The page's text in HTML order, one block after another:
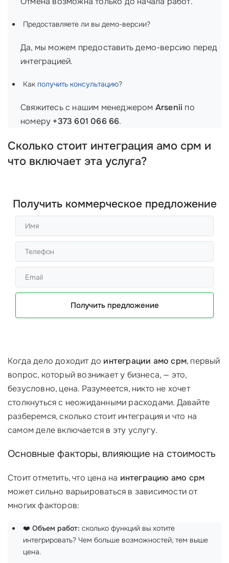
Предоставляете ли вы демо-версии?
Да, мы можем предоставить демо-версию перед
интеграцией.
Как получить консультацию?
Свяжитесь с нашим менеджером Arsenii по
номеру +373 601 066 66.
Сколько стоит интеграция амо срм и
что включает эта услуга?
Получить коммерческое предложение
Получить предложение
Когда дело доходит до интеграции амо срм, первый
вопрос, который возникает у бизнеса, — это,
безусловно, цена. Разумеется, никто не хочет
столкнуться с неожиданными расходами. Давайте
разберемся, сколько стоит интеграция и что на
самом деле включается в эту услугу.
Основные факторы, влияющие на стоимость
Стоит отметить, что цена на интеграцию амо срм
может сильно варьироваться в зависимости от
многих факторов:
❤️ Объем работ: сколько функций вы хотите
интегрировать? Чем больше возможностей, тем выше
цена.